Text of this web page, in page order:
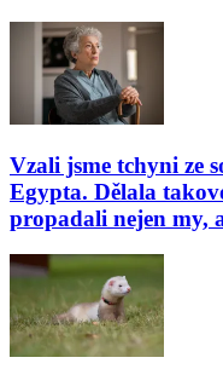
Vzali jsme tchyni ze
Egypta. Dělala
propadali nejen my,